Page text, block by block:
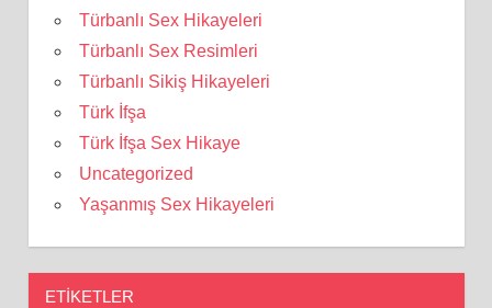
Türbanlı Sex Hikayeleri
Türbanlı Sex Resimleri
Türbanlı Sikiş Hikayeleri
Türk İfşa
Türk İfşa Sex Hikaye
Uncategorized
Yaşanmış Sex Hikayeleri
ETIKETLER